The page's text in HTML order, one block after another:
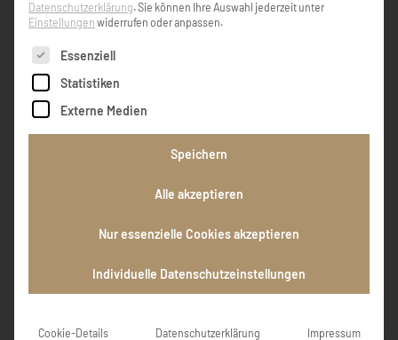
Liebe Frau Rindberger, ruhe in Frieden.
Unsere aufrichtige Anteilnahme den
Hermann und Erika Messner
Geborgenheit.
Felix und Anni Schmidhuber
Datenschutzerklärung.Sie können Ihre Auswahl jederzeit unter
Einstellungen widerrufen oder anpassen.
Es folgt eine Liste der Service-Gruppen, für die eine
Essenziell
Statistiken
Externe Medien
Speichern
Alle akzeptieren
Nur essenzielle Cookies akzeptieren
Individuelle Datenschutzeinstellungen
Cookie-Details Datenschutzerklärung Impressum